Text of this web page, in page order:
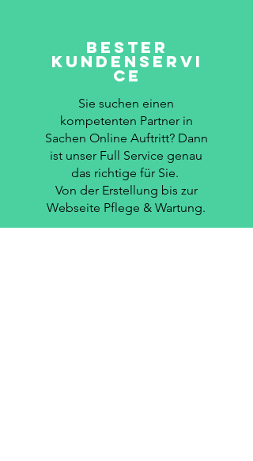
bester
Kundenservi
ce
Sie suchen einen
kompetenten Partner in
Sachen Online Auftritt? Dann
ist unser Full Service genau
das richtige für Sie.
Von der Erstellung bis zur
Webseite Pflege & Wartung.